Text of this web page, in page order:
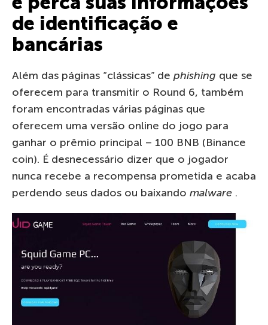
de identificação e
bancárias
Além das páginas “clássicas” de phishing que se
oferecem para transmitir o Round 6, também
foram encontradas várias páginas que
oferecem uma versão online do jogo para
ganhar o prêmio principal – 100 BNB (Binance
coin). É desnecessário dizer que o jogador
nunca recebe a recompensa prometida e acaba
perdendo seus dados ou baixando malware .